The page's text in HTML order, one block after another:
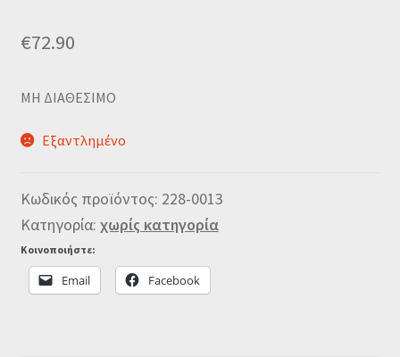
€72.90
MΗ ΔΙΑΘΕΣΙΜΟ
Εξαντλημένο
Κωδικός προϊόντος: 228-0013
Κατηγορία: χωρίς κατηγορία
Κοινοποιήστε:
Email Facebook